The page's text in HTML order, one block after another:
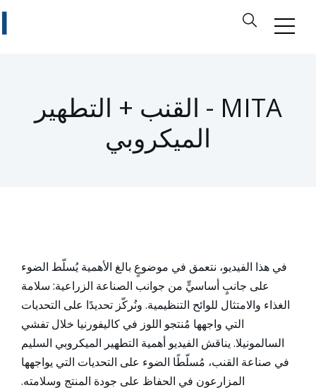
MITA - القنب + التطهير
الميكروبي
في هذا الفيديو، نتعمق في موضوعٍ بالغ الأهمية يُسلّط الضوء
على جانبٍ أساسيٍّ من جوانب الصناعة الزراعية: سلامة
الغذاء والامتثال للوائح التنظيمية. ونُركّز تحديدًا على التحديات
التي واجهها مُنتجو اللوز في كاليفورنيا خلال تفشي
السالمونيلا. يناقش الفيديو أهمية التطهير الميكروبي السليم
في صناعة القنب، مُسلّطًا الضوء على التحديات التي يواجهها
المزارعون في الحفاظ على جودة المنتج وسلامته.